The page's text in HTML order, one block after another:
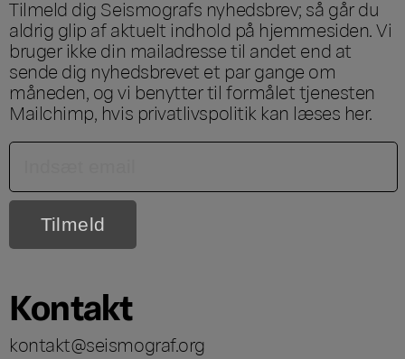
Tilmeld dig Seismografs nyhedsbrev; så går du
aldrig glip af aktuelt indhold på hjemmesiden. Vi
bruger ikke din mailadresse til andet end at
sende dig nyhedsbrevet et par gange om
måneden, og vi benytter til formålet tjenesten
Mailchimp, hvis privatlivspolitik kan læses her.
Kontakt
kontakt@seismograf.org